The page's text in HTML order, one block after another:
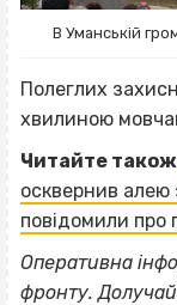
В Уманській
Полеглих
хвилиною
Читайте
осквернив алею
повідомили про
Оперативна
фронту.